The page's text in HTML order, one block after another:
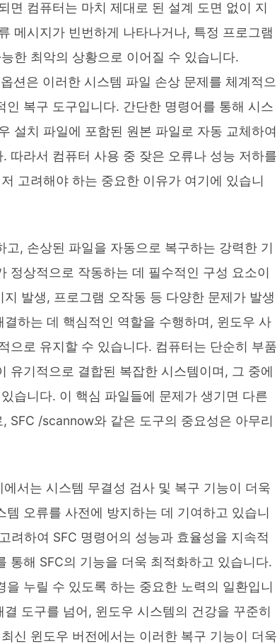
면 컴퓨터는 마치 제대로 된 설계 도면 없이 지
메시지가 빈번하게 나타나거나, 특정 프로그램
한 최악의 상황으로 이어질 수 있습니다.
션은 이러한 시스템 파일 손상 문제를 체계적으
복구 도구입니다. 간단한 명령어를 통해 시스
설치 파일에 포함된 원본 파일로 자동 교체하여
따라서 컴퓨터 사용 중 잦은 오류나 성능 저하를
고려해야 하는 중요한 이유가 여기에 있습니
, 손상된 파일을 자동으로 복구하는 강력한 기
정상적으로 작동하는 데 필수적인 구성 요소이
발생, 프로그램 오작동 등 다양한 문제가 발생
하는 데 핵심적인 역할을 수행하며, 윈도우 사
으로 유지할 수 있습니다. 컴퓨터는 단순히 부품
유기적으로 결합된 복잡한 시스템이며, 그 중에
습니다. 이 핵심 파일들에 문제가 생기면 다른
SFC /scannow와 같은 도구의 중요성은 아무리
서는 시스템 무결성 검사 및 복구 기능이 더욱
오류를 사전에 방지하는 데 기여하고 있습니
하여 SFC 명령어의 성능과 효율성을 지속적
통해 SFC의 기능을 더욱 최적화하고 있습니다.
누릴 수 있도록 하는 중요한 노력의 일환입니
도구를 넘어, 윈도우 시스템의 건강을 꾸준히
신 윈도우 버전에서는 이러한 복구 기능이 더욱